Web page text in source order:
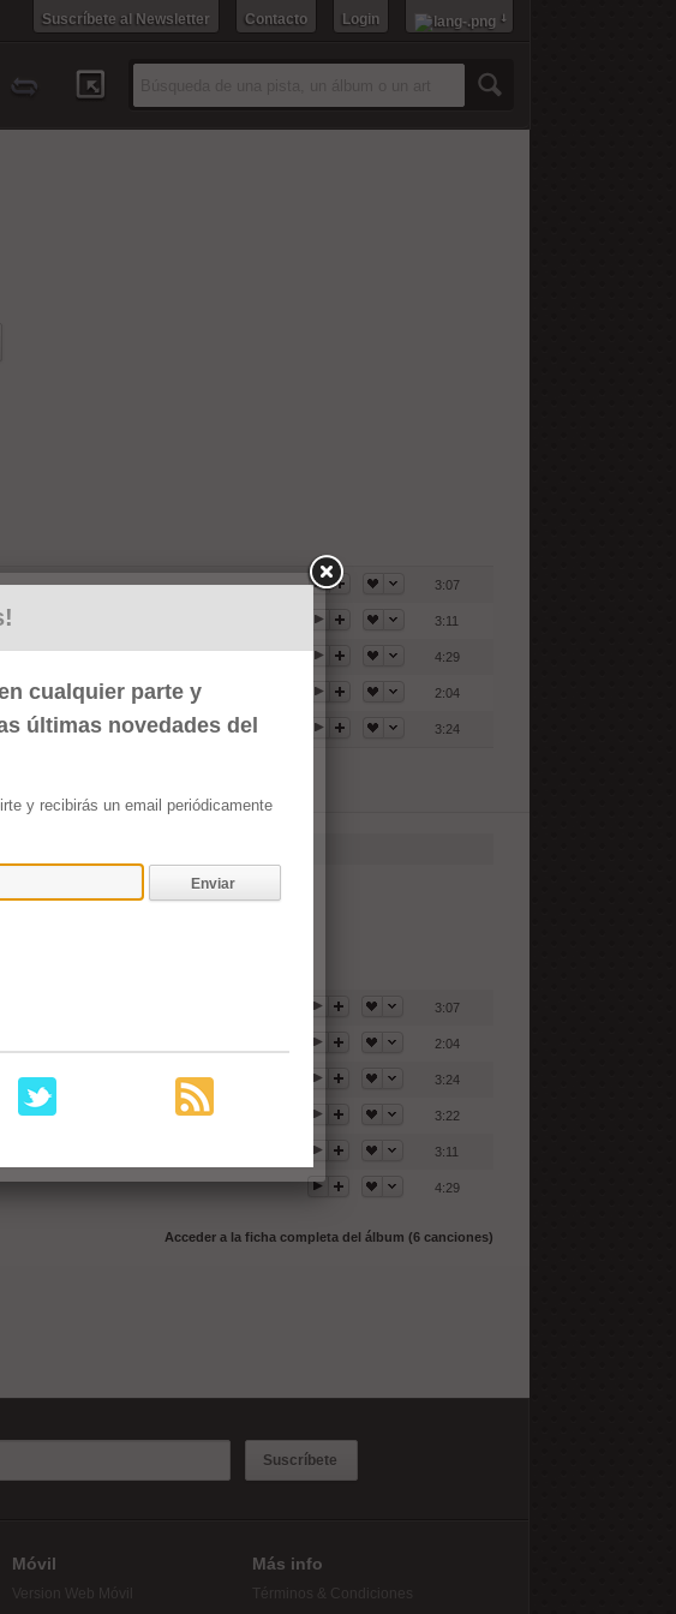
Login
Contacto
Suscríbete al Newsletter
3:07
3:11
4:29
2:04
3:24
3:07
2:04
3:24
3:22
3:11
4:29
Acceder a la ficha completa del álbum (6 canciones)
Suscríbete
Móvil
Version Web Móvil
Más info
Términos & Condiciones
cualquier parte y
últimas novedades del
y recibirás un email periódicamente
Enviar